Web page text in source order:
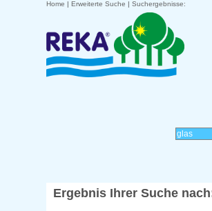
Home |Erweiterte Suche |Suchergebnisse:
Ergebnis Ihrer Suche